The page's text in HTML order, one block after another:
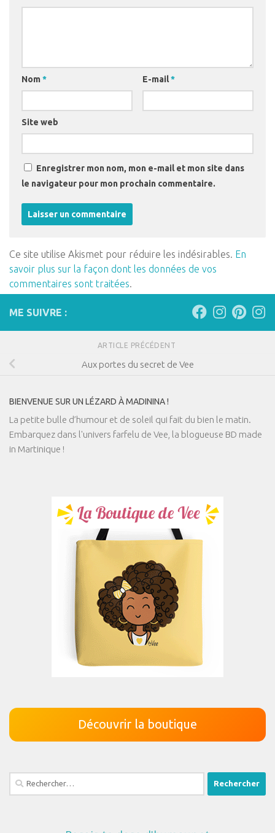
Nom * E-mail*
Site web
Enregistrer mon nom, mon e-mail et mon site dans
le navigateur pour mon prochain commentaire.
Ce site utilise Akismet pour réduire les indésirables. En
savoir plus sur la façon dont les données de vos
commentaires sont traitées.
ME SUIVRE :
ARTICLE PRÉCÉDENT
Aux portes du secret de Vee
BIENVENUE SUR UN LÉZARD À MADININA !
La petite bulle d’humour et de soleil qui fait du bien le matin.
Embarquez dans l'univers farfelu de Vee, la blogueuse BD made
in Martinique !
Découvrir la boutique
Rechercher :